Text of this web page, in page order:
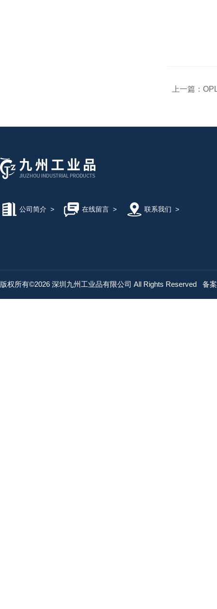
上一篇：
公司简介 > 在线留言> 联系我们 >
版权所有©2026 深圳九州工业品有限公司 All Rights Reserved 备